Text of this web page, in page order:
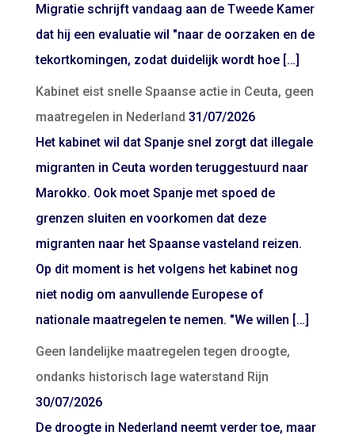
Migratie schrijft vandaag aan de Tweede Kamer
dat hij een evaluatie wil "naar de oorzaken en de
tekortkomingen, zodat duidelijk wordt hoe […]
Kabinet eist snelle Spaanse actie in Ceuta, geen
maatregelen in Nederland 31/07/2026
Het kabinet wil dat Spanje snel zorgt dat illegale
migranten in Ceuta worden teruggestuurd naar
Marokko. Ook moet Spanje met spoed de
grenzen sluiten en voorkomen dat deze
migranten naar het Spaanse vasteland reizen.
Op dit moment is het volgens het kabinet nog
niet nodig om aanvullende Europese of
nationale maatregelen te nemen. "We willen […]
Geen landelijke maatregelen tegen droogte,
ondanks historisch lage waterstand Rijn
30/07/2026
De droogte in Nederland neemt verder toe, maar